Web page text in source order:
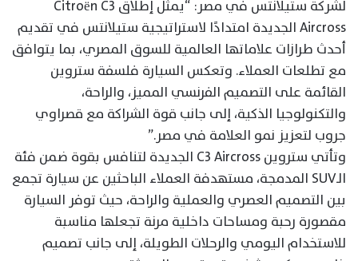
لشركة ستيلانتس في مصر: “يمثل إطلاق Citroën C3
Aircross الجديدة امتدادًا لاستراتيجية ستيلانتس في تقديم
أحدث طرازات علاماتها العالمية للسوق المصري، بما يتوافق
مع تطلعات العملاء. وتعكس السيارة فلسفة ستروين
القائمة على التصميم الفرنسي المميز، والراحة،
والتكنولوجيا الذكية، إلى جانب قوة الشراكة مع قصراوي
جروب لتعزيز نمو العلامة في مصر.”
وتأتي ستروين C3 Aircross الجديدة لتنافس بقوة ضمن فئة
الـSUV المدمجة، مستهدفة العملاء الباحثين عن سيارة تجمع
بين التصميم العصري والعملية والراحة، حيث توفر السيارة
مقصورة رحبة ومساحات داخلية مرنة تجعلها مناسبة
للاستخدام اليومي والرحلات الطويلة، إلى جانب تصميم